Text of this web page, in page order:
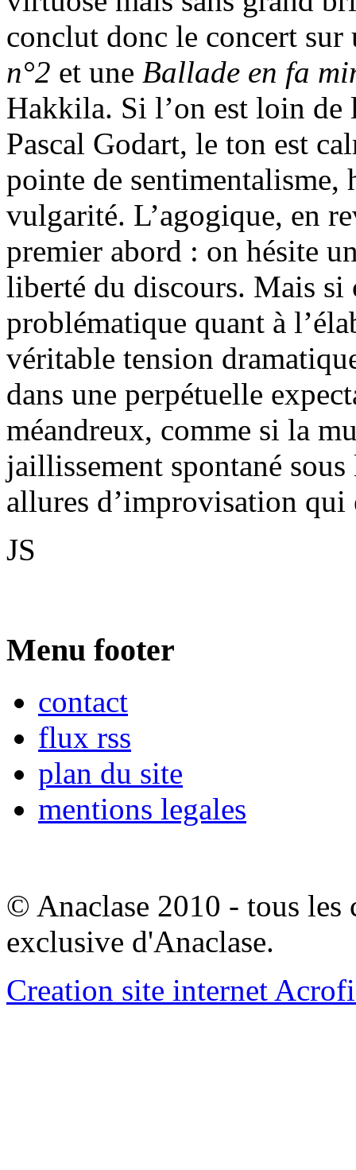
conclut donc le concert
n°2 et une Ballade en fa
Hakkila. Si l’on est loin de
Pascal Godart, le ton est
pointe de sentimentalisme,
vulgarité. L’agogique, en
premier abord : on hésite
liberté du discours. Mais si
problématique quant à
véritable tension
dans une perpétuelle
méandreux, comme si la
jaillissement spontané
allures d’improvisation qui
JS
Menu footer
contact
flux rss
plan du site
mentions legales
© Anaclase 2010 - tous les
exclusive d'Anaclase.
Creation site internet